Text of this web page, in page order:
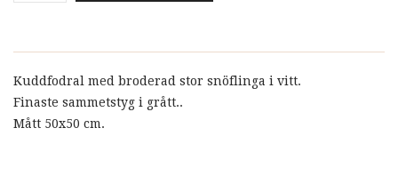
Kuddfodral med broderad stor snöflinga i vitt.
Finaste sammetstyg i grått..
Mått 50x50 cm.